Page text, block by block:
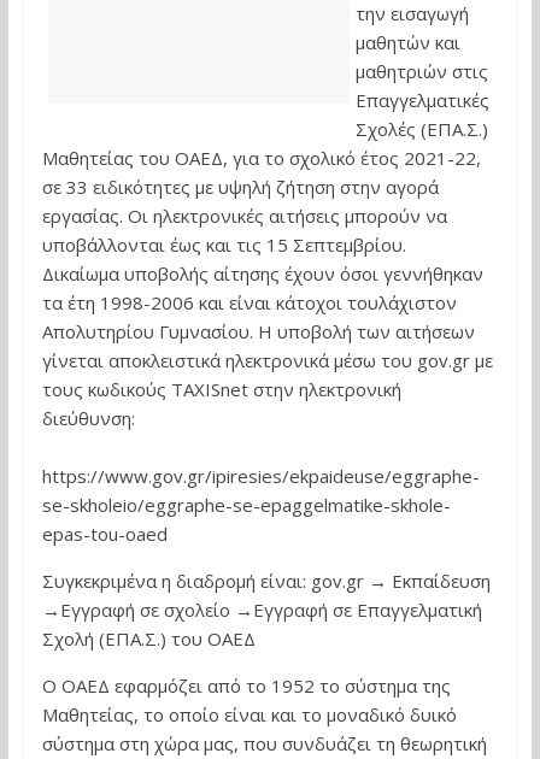
την εισαγωγή
μαθητών και
μαθητριών στις
Επαγγελματικές
Σχολές (ΕΠΑ.Σ.)
Μαθητείας του ΟΑΕΔ, για το σχολικό έτος 2021-22,
σε 33 ειδικότητες με υψηλή ζήτηση στην αγορά
εργασίας. Οι ηλεκτρονικές αιτήσεις μπορούν να
υποβάλλονται έως και τις 15 Σεπτεμβρίου.
Δικαίωμα υποβολής αίτησης έχουν όσοι γεννήθηκαν
τα έτη 1998-2006 και είναι κάτοχοι τουλάχιστον
Απολυτηρίου Γυμνασίου. Η υποβολή των αιτήσεων
γίνεται αποκλειστικά ηλεκτρονικά μέσω του gov.gr με
τους κωδικούς TAXISnet στην ηλεκτρονική
διεύθυνση:
https://www.gov.gr/ipiresies/ekpaideuse/eggraphe-
se-skholeio/eggraphe-se-epaggelmatike-skhole-
epas-tou-oaed
Συγκεκριμένα η διαδρομή είναι: gov.gr → Εκπαίδευση
→Εγγραφή σε σχολείο →Εγγραφή σε Επαγγελματική
Σχολή (ΕΠΑ.Σ.) του ΟΑΕΔ
Ο ΟΑΕΔ εφαρμόζει από το 1952 το σύστημα της
Μαθητείας, το οποίο είναι και το μοναδικό δυικό
σύστημα στη χώρα μας, που συνδυάζει τη θεωρητική